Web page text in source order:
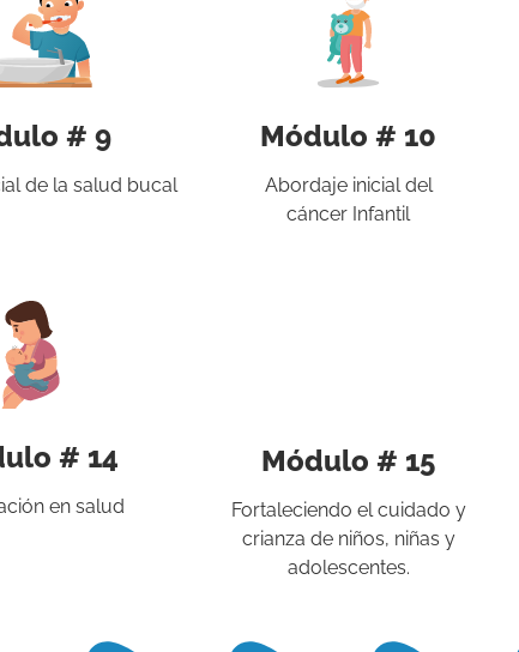
# 9
de la salud bucal
Módulo # 10
Abordaje inicial del
cáncer Infantil
# 14
en salud
Módulo # 15
Fortaleciendo el cuidado y
crianza de niños, niñas y
adolescentes.